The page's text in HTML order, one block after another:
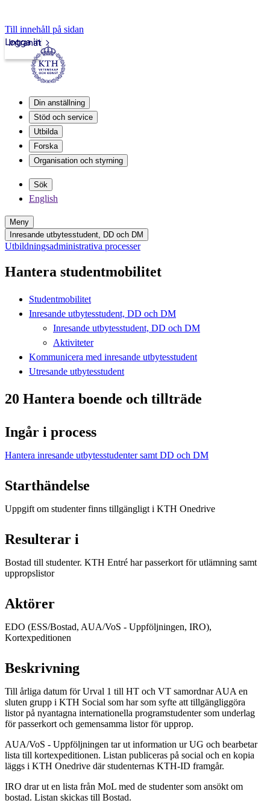
Till innehåll på sidan
Intranät
Logga in
Din anställning
Stöd och service
Utbilda
Forska
Organisation och styrning
Sök
English
Meny
Inresande utbytesstudent, DD och DM
Utbildningsadministrativa processer
Hantera studentmobilitet
Studentmobilitet
Inresande utbytesstudent, DD och DM
Inresande utbytesstudent, DD och DM
Aktiviteter
Kommunicera med inresande utbytesstudent
Utresande utbytesstudent
20 Hantera boende och tillträde
Ingår i process
Hantera inresande utbytesstudenter samt DD och DM
Starthändelse
Uppgift om studenter finns tillgängligt i KTH Onedrive
Resulterar i
Bostad till studenter. KTH Entré har passerkort för utlämning samt
uppropslistor
Aktörer
EDO (ESS/Bostad, AUA/VoS - Uppföljningen, IRO),
Kortexpeditionen
Beskrivning
Till årliga datum för Urval 1 till HT och VT samordnar AUA en
sluten grupp i KTH Social som har som syfte att tillgängliggöra
listor på nyantagna internationella programstudenter som underlag
för passerkort och gemensamma listor för upprop.
AUA/VoS - Uppföljningen tar ut information ur UG och bearbetar
lista till kortexpeditionen. Listan publiceras på social och en kopia
läggs i KTH Onedrive där studenternas KTH-ID framgår.
IRO drar ut en lista från MoL med de studenter som ansökt om
bostad. Listan skickas till Bostad.